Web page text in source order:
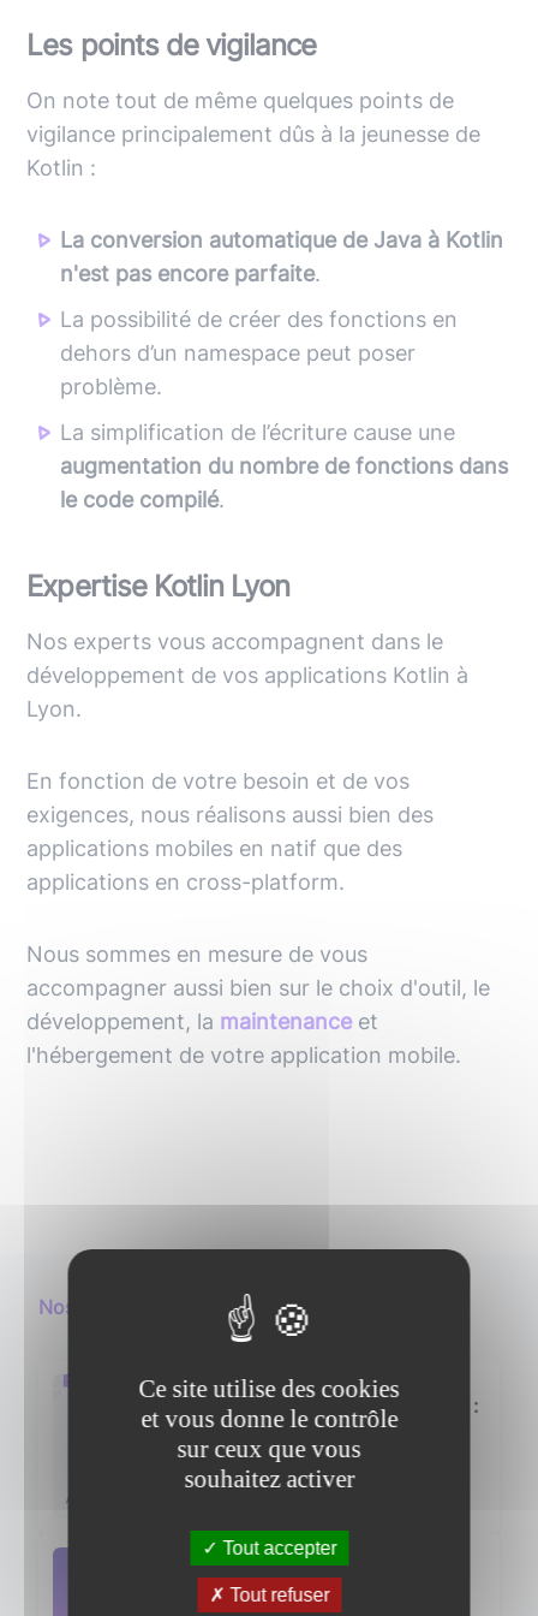
Les points de vigilance
On note tout de même quelques points de
vigilance principalement dûs à la jeunesse de
Kotlin :
La conversion automatique de Java à Kotlin
n'est pas encore parfaite.
La possibilité de créer des fonctions en
dehors d’un namespace peut poser
problème.
La simplification de l’écriture cause une
augmentation du nombre de fonctions dans
le code compilé.
Expertise Kotlin Lyon
Nos experts vous accompagnent dans le
développement de vos applications Kotlin à
Lyon.
En fonction de votre besoin et de vos
exigences, nous réalisons aussi bien des
applications mobiles en natif que des
applications en cross-platform.
Nous sommes en mesure de vous
accompagner aussi bien sur le choix d'outil, le
développement, la maintenanceet
l'hébergement de votre application mobile.
Nos podcasts en lien
Les données dans Kubernetes :
comment bien les gérer et les
protéger ? Avec Christophe
Fontaine de Veeam
Écouter le podcast
Green IT : où en est-on avec
Ce site utilise des cookies
et vous donne le contrôle
sur ceux que vous
souhaitez activer
Tout accepter
Tout refuser